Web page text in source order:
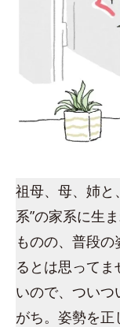
祖母、母、姉と
系”の家系に生
ものの、普段
るとは思って
いので、つい
がち。姿勢を